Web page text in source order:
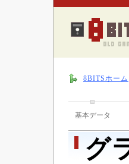
8BITSホーム
基本データ
グ